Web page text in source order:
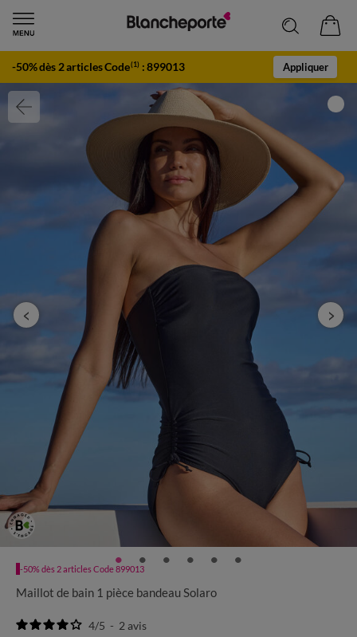
-50% dès 2 articles Code(1) :899013 Appliquer
-50% dès 2 articles Code 899013
Maillot de bain 1 pièce bandeau Solaro
4/5 - 2 avis